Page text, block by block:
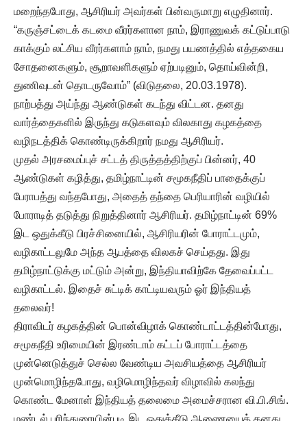
மறைந்தபோது, ஆசிரியர் அவர்கள் பின்வருமாறு எழுதினார்.
“கருஞ்சட்டைக் கடமை வீரர்களான நாம், இராணுவக் கட்டுப்பாடு
காக்கும் லட்சிய வீரர்களாம் நாம், நமது பயணத்தில் எத்தகைய
சோதனைகளும், சூறாவளிகளும் ஏற்படினும், தொய்வின்றி,
துணிவுடன் தொடருவோம்” (விடுதலை, 20.03.1978).
நாற்பத்து அய்ந்து ஆண்டுகள் கடந்து விட்டன. தனது
வார்த்தைகளில் இருந்து கடுகளவும் விலகாது கழகத்தை
வழிநடத்திக் கொண்டிருக்கிறார் நமது ஆசிரியர்.
முதல் அரசமைப்புச் சட்டத் திருத்தத்திற்குப் பின்னர், 40
ஆண்டுகள் கழித்து, தமிழ்நாட்டின் சமூகநீதிப் பாதைக்குப்
பேராபத்து வந்தபோது, அதைத் தந்தை பெரியாரின் வழியில்
போராடித் தடுத்து நிறுத்தினார் ஆசிரியர். தமிழ்நாட்டின் 69%
இட ஒதுக்கீடு பிரச்சினையில், ஆசிரியரின் போராட்டமும்,
வழிகாட்டலுமே அந்த ஆபத்தை விலகச் செய்தது. இது
தமிழ்நாட்டுக்கு மட்டும் அன்று, இந்தியாவிற்கே தேவைப்பட்ட
வழிகாட்டல். இதைச் சுட்டிக் காட்டியவரும் ஓர் இந்தியத்
தலைவர்!
திராவிடர் கழகத்தின் பொன்விழாக் கொண்டாட்டத்தின்போது,
சமூகநீதி உரிமையின் இரண்டாம் கட்டப் போராட்டத்தை
முன்னெடுத்துச் செல்ல வேண்டிய அவசியத்தை ஆசிரியர்
முன்மொழிந்தபோது, வழிமொழிந்தவர் விழாவில் கலந்து
கொண்ட மேனாள் இந்தியத் தலைமை அமைச்சரான வி.பி.சிங்.